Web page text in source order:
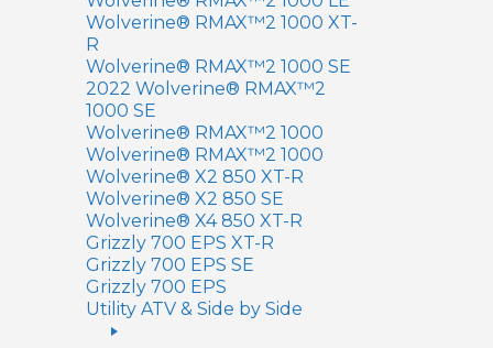
Wolverine® RMAX™2 1000 XT-
R
Wolverine® RMAX™2 1000 SE
2022 Wolverine® RMAX™2
1000 SE
Wolverine® RMAX™2 1000
Wolverine® RMAX™2 1000
Wolverine® X2 850 XT-R
Wolverine® X2 850 SE
Wolverine® X4 850 XT-R
Grizzly 700 EPS XT-R
Grizzly 700 EPS SE
Grizzly 700 EPS
Utility ATV & Side by Side